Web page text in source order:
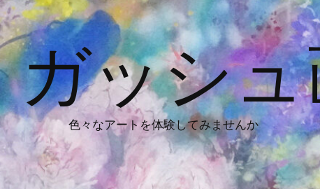
ッシュ
色々なアートを体験してみませんか